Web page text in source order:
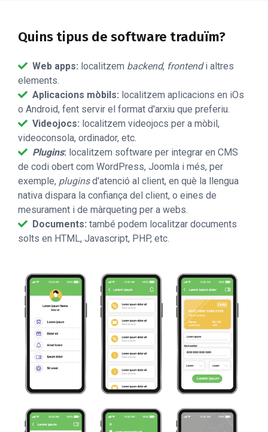
Quins tipus de software traduïm?
Web apps: localitzem backend, frontendi altres
elements.
Aplicacions mòbils: localitzem aplicacions en iOs
o Android, fent servir el format d'arxiu que preferiu.
Videojocs: localitzem videojocs per a mòbil,
videoconsola, ordinador, etc.
Plugins: localitzem software per integrar en CMS
de codi obert com WordPress, Joomla i més, per
exemple, pluginsd'atenció al client, en què la llengua
nativa dispara la confiança del client, o eines de
mesurament i de màrqueting per a webs.
Documents: també podem localitzar documents
solts en HTML, Javascript, PHP, etc.